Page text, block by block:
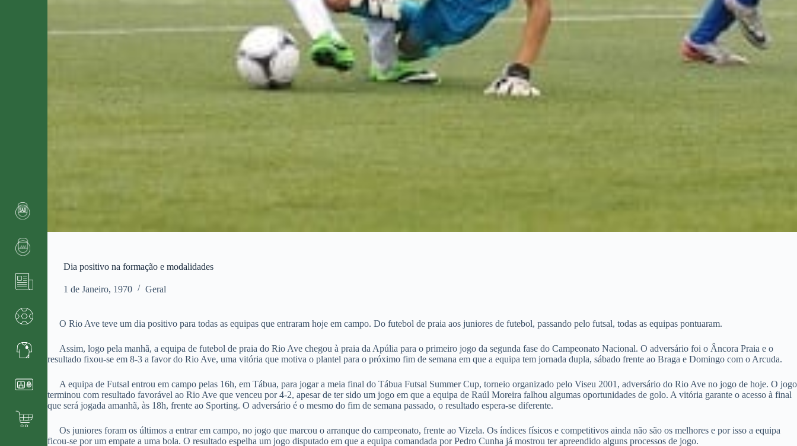
Dia positivo na formação e modalidades
1 de Janeiro, 1970 Geral
O Rio Ave teve um dia positivo para todas as equipas que entraram hoje em campo. Do futebol de praia aos juniores de futebol, passando pelo futsal, todas as equipas pontuaram.
Assim, logo pela manhã, a equipa de futebol de praia do Rio Ave chegou à praia da Apúlia para o primeiro jogo da segunda fase do Campeonato Nacional. O adversário foi o Âncora Praia e o
resultado fixou-se em 8-3 a favor do Rio Ave, uma vitória que motiva o plantel para o próximo fim de semana em que a equipa tem jornada dupla, sábado frente ao Braga e Domingo com o Arcuda.
A equipa de Futsal entrou em campo pelas 16h, em Tábua, para jogar a meia final do Tábua Futsal Summer Cup, torneio organizado pelo Viseu 2001, adversário do Rio Ave no jogo de hoje. O jogo
terminou com resultado favorável ao Rio Ave que venceu por 4-2, apesar de ter sido um jogo em que a equipa de Raúl Moreira falhou algumas oportunidades de golo. A vitória garante o acesso à final
que será jogada amanhã, às 18h, frente ao Sporting. O adversário é o mesmo do fim de semana passado, o resultado espera-se diferente.
Os juniores foram os últimos a entrar em campo, no jogo que marcou o arranque do campeonato, frente ao Vizela. Os índices físicos e competitivos ainda não são os melhores e por isso a equipa
ficou-se por um empate a uma bola. O resultado espelha um jogo disputado em que a equipa comandada por Pedro Cunha já mostrou ter apreendido alguns processos de jogo.